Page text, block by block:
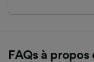
FAQs à